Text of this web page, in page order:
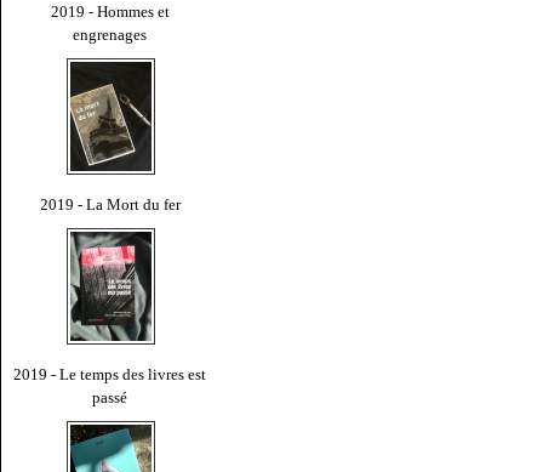
2019 - Hommes et
engrenages
2019 - La Mort du fer
2019 - Le temps des livres est
passé